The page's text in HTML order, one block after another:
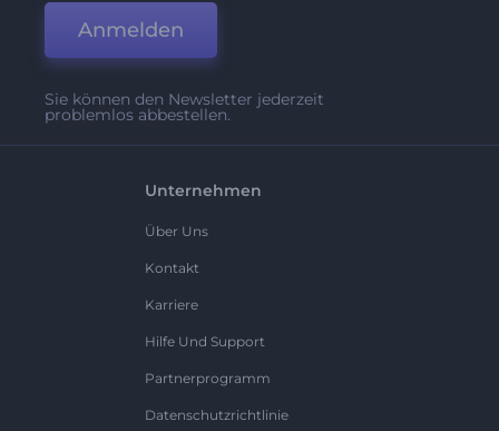
Anmelden
Sie können den Newsletter jederzeit
problemlos abbestellen.
Unternehmen
Über Uns
Kontakt
Karriere
Hilfe Und Support
Partnerprogramm
Datenschutzrichtlinie